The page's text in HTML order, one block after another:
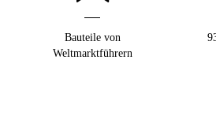
Bauteile von
Weltmarktführern